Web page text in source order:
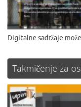
Digitalne sadržaje
Takmičenje za